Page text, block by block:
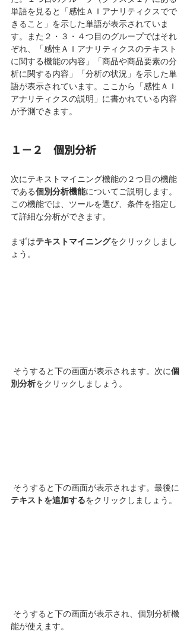
単語を見ると「感性ＡＩアナリティクスでで
きること」を示した単語が表示されていま
す。また２・３・４つ目のグループではそれ
ぞれ、「感性ＡＩアナリティクスのテキスト
に関する機能の内容」「商品や商品要素の分
析に関する内容」「分析の状況」を示した単
語が表示されています。ここから「感性ＡＩ
アナリティクスの説明」に書かれている内容
が予測できます。
１－２　個別分析
次にテキストマイニング機能の２つ目の機能
である個別分析機能についてご説明します。
この機能では、ツールを選び、条件を指定し
て詳細な分析ができます。
まずはテキストマイニングをクリックしまし
ょう。
そうすると下の画面が表示されます。次に個
別分析をクリックしましょう。
そうすると下の画面が表示されます。最後に
テキストを追加するをクリックしましょう。
そうすると下の画面が表示され、個別分析機
能が使えます。